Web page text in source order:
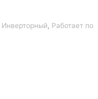
Инверторный, Работает по